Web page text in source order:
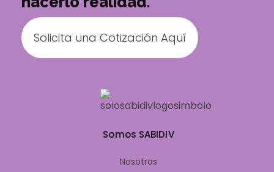
Solicita una Cotización Aquí
Somos SABIDIV
Nosotros